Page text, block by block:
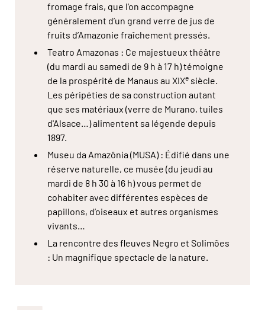
fromage frais, que l'on accompagne
généralement d’un grand verre de jus de
fruits d’Amazonie fraîchement pressés.
Teatro Amazonas : Ce majestueux théâtre
(du mardi au samedi de 9 h à 17 h) témoigne
de la prospérité de Manaus au XIXe siècle.
Les péripéties de sa construction autant
que ses matériaux (verre de Murano, tuiles
d'Alsace…) alimentent sa légende depuis
1897.
Museu da Amazônia (MUSA) : Édifié dans une
réserve naturelle, ce musée (du jeudi au
mardi de 8 h 30 à 16 h) vous permet de
cohabiter avec différentes espèces de
papillons, d’oiseaux et autres organismes
vivants…
La rencontre des fleuves Negro et Solimões
: Un magnifique spectacle de la nature.